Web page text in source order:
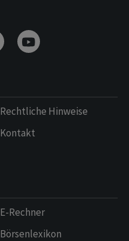
Rechtliche Hinweise
Kontakt
E-Rechner
Börsenlexikon